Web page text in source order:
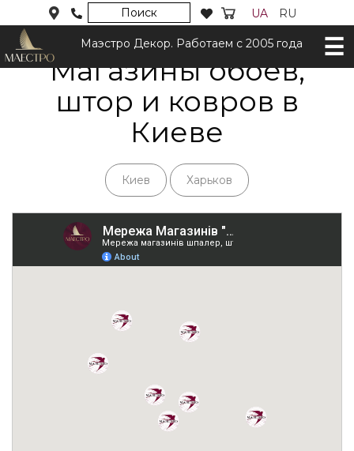
Поиск UA RU
Маэстро Декор. Работаем с 2005 года
Магазины обоев,
штор и ковров в
Киеве
Киев Харьков